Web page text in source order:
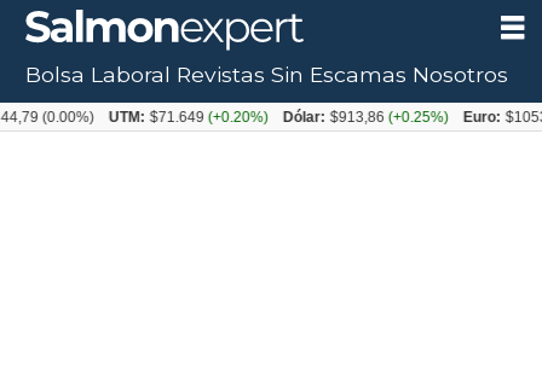
Bolsa Laboral Revistas Sin Escamas Nosotros
UTM: $71.649(+0.20%) Dólar: $913,86(+0.25%) Euro: $1053,08(-